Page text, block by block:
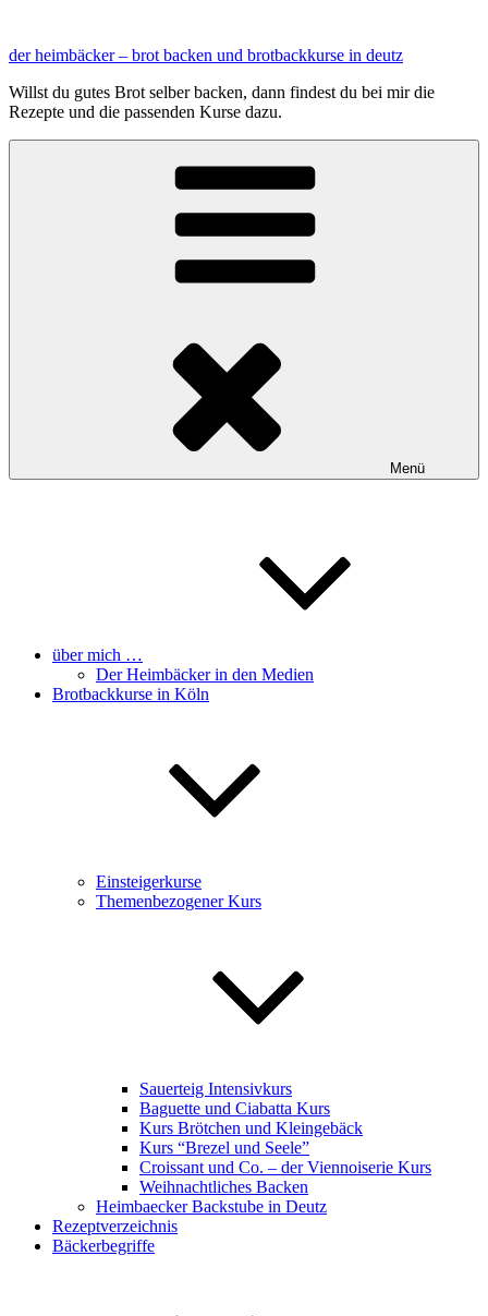
springen
der heimbäcker – brot backen und brotbackkurse in deutz
Willst du gutes Brot selber backen, dann findest du bei mir die
Rezepte und die passenden Kurse dazu.
Menü
über mich …
Der Heimbäcker in den Medien
Brotbackkurse in Köln
Einsteigerkurse
Themenbezogener Kurs
Sauerteig Intensivkurs
Baguette und Ciabatta Kurs
Kurs Brötchen und Kleingebäck
Kurs “Brezel und Seele”
Croissant und Co. – der Viennoiserie Kurs
Weihnachtliches Backen
Heimbaecker Backstube in Deutz
Rezeptverzeichnis
Bäckerbegriffe